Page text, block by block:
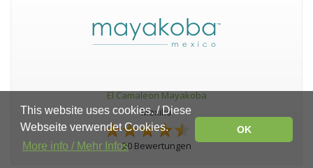
El Camaleon Mayakoba
Mexiko
20 Bewertungen
This website uses cookies. / Diese
Webseite verwendet Cookies.
More info / Mehr Infos
OK